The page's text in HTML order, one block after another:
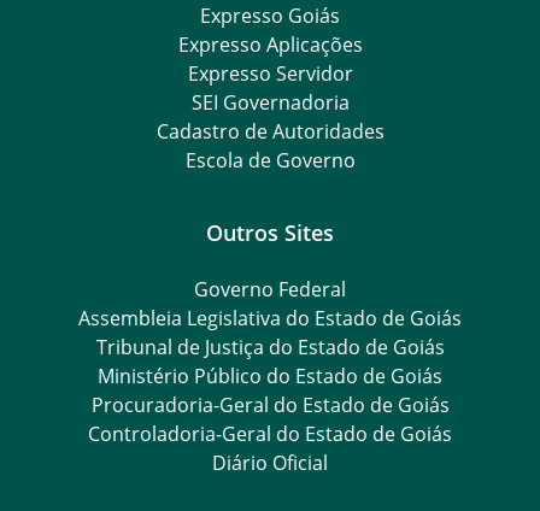
Expresso Goiás
Expresso Aplicações
Expresso Servidor
SEI Governadoria
Cadastro de Autoridades
Escola de Governo
Outros Sites
Governo Federal
Assembleia Legislativa do Estado de Goiás
Tribunal de Justiça do Estado de Goiás
Ministério Público do Estado de Goiás
Procuradoria-Geral do Estado de Goiás
Controladoria-Geral do Estado de Goiás
Diário Oficial